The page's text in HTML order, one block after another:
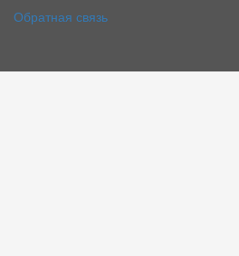
Обратная связь